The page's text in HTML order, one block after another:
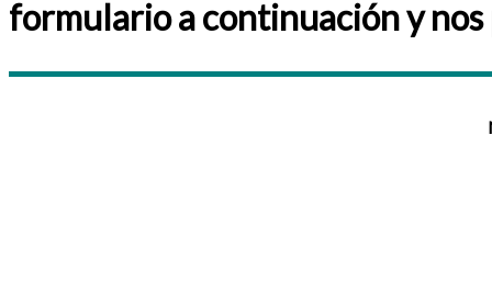
formulario a continuación y nos